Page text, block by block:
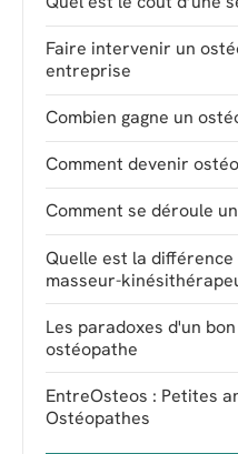
Faire intervenir un
entreprise
Combien gagne un
Comment devenir
Comment se déroule
Quelle est la
masseur-
Les paradoxes d'un
ostéopathe
EntreOsteos : Petites
Ostéopathes